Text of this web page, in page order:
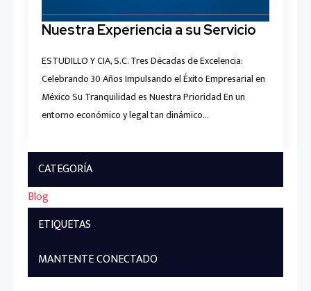
Nuestra Experiencia a su Servicio
ESTUDILLO Y CIA, S.C. Tres Décadas de Excelencia:
Celebrando 30 Años Impulsando el Éxito Empresarial en
México Su Tranquilidad es Nuestra Prioridad En un
entorno económico y legal tan dinámico…
CATEGORÍA
Blog
ETIQUETAS
MANTENTE CONECTADO